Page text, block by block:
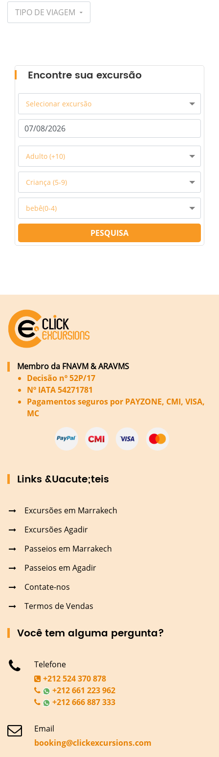
TIPO DE VIAGEM
Encontre sua excursão
Selecionar excursão
Adulto (+10)
Criança (5-9)
bebê(0-4)
PESQUISA
Membro da FNAVM & ARAVMS
Decisão nº 52P/17
Nº IATA 54271781
Pagamentos seguros por PAYZONE, CMI, VISA,
MC
Links &Uacute;teis
Excursões em Marrakech
Excursões Agadir
Passeios em Marrakech
Passeios em Agadir
Contate-nos
Termos de Vendas
Você tem alguma pergunta?
Telefone
+212 524 370 878
+212 661 223 962
+212 666 887 333
Email
booking@clickexcursions.com